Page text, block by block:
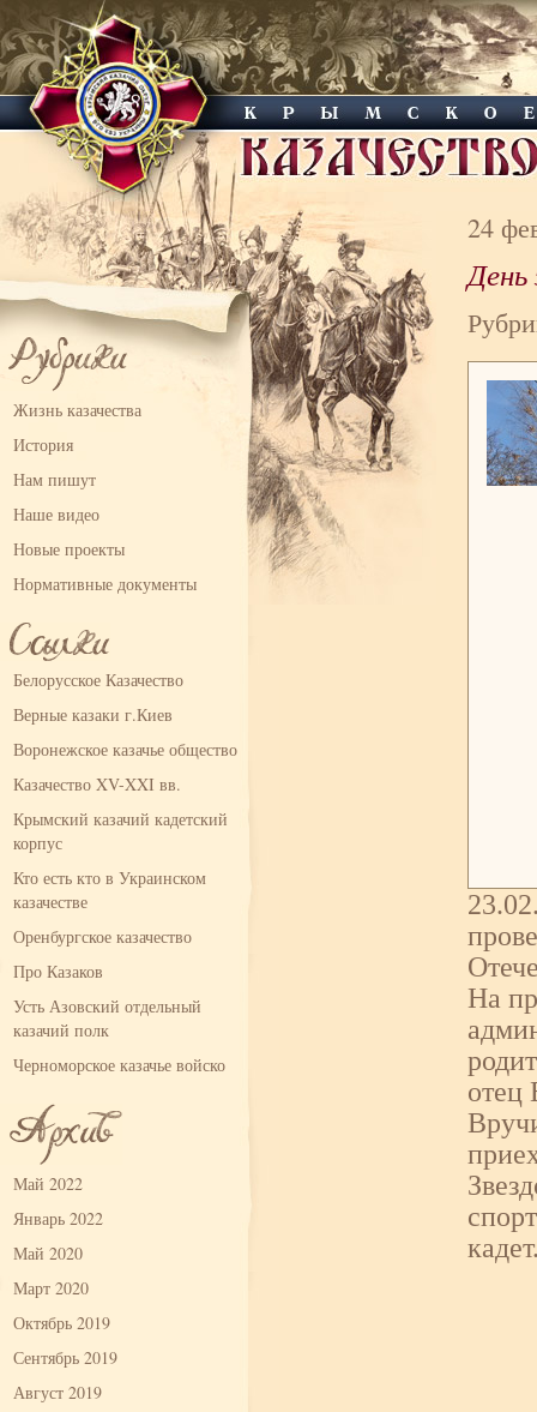
Жизнь казачества
История
Нам пишут
Наше видео
Новые проекты
Нормативные документы
Белорусское Казачество
Верные казаки г.Киев
Воронежское казачье общество
Казачество XV-XXI вв.
Крымский казачий кадетский
корпус
Кто есть кто в Украинском
казачестве
Оренбургское казачество
Про Казаков
Усть Азовский отдельный
казачий полк
Черноморское казачье войско
Май 2022
Январь 2022
Май 2020
Март 2020
Октябрь 2019
Сентябрь 2019
Август 2019
24
На
отец